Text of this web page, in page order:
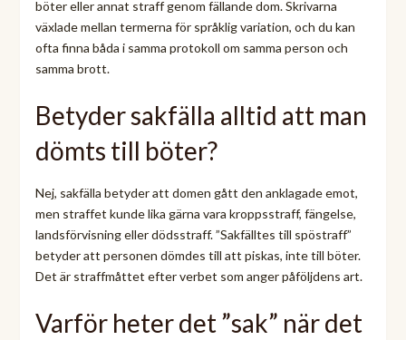
böter eller annat straff genom fällande dom. Skrivarna
växlade mellan termerna för språklig variation, och du kan
ofta finna båda i samma protokoll om samma person och
samma brott.
Betyder sakfälla alltid att man
dömts till böter?
Nej, sakfälla betyder att domen gått den anklagade emot,
men straffet kunde lika gärna vara kroppsstraff, fängelse,
landsförvisning eller dödsstraff. ”Sakfälltes till spöstraff”
betyder att personen dömdes till att piskas, inte till böter.
Det är straffmåttet efter verbet som anger påföljdens art.
Varför heter det ”sak” när det